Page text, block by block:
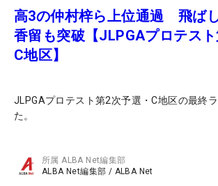
高3の仲村梓ら上位通過 飛ば
香留も突破【JLPGAプロテスト
C地区】
JLPGAプロテスト第2次予選・C地区の最終
た。
所属ALBA Net編集部
ALBA Net編集部 / ALBA Net